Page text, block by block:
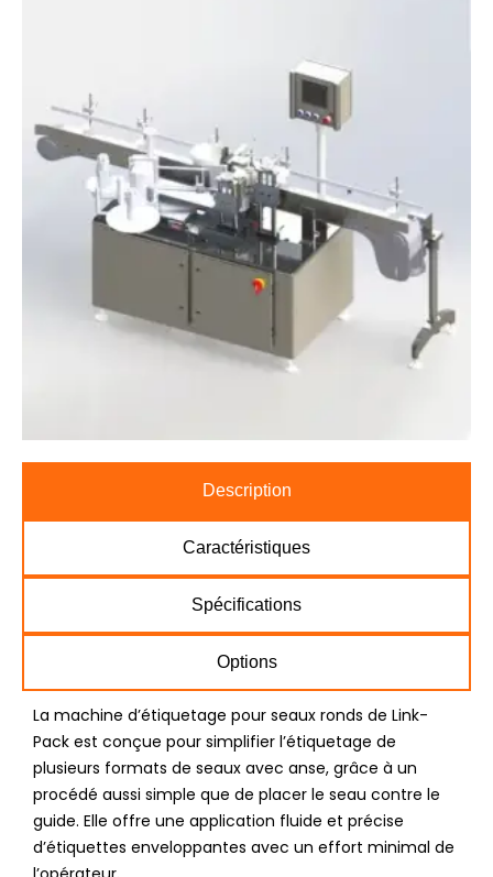
Description
Caractéristiques
Spécifications
Options
La machine d’étiquetage pour seaux ronds de Link-
Pack est conçue pour simplifier l’étiquetage de
plusieurs formats de seaux avec anse, grâce à un
procédé aussi simple que de placer le seau contre le
guide. Elle offre une application fluide et précise
d’étiquettes enveloppantes avec un effort minimal de